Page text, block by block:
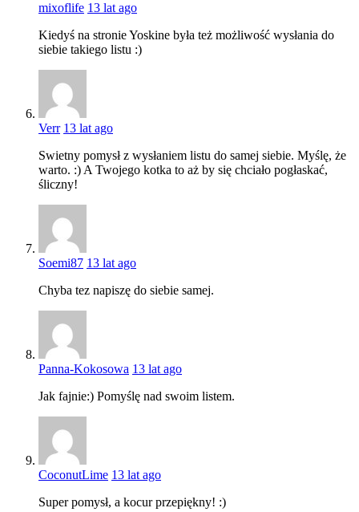
mixoflife 13 lat ago
Kiedyś na stronie Yoskine była też możliwość wysłania do
siebie takiego listu :)
Verr 13 lat ago
Swietny pomysł z wysłaniem listu do samej siebie. Myślę, że
warto. :) A Twojego kotka to aż by się chciało pogłaskać,
śliczny!
Soemi87 13 lat ago
Chyba tez napiszę do siebie samej.
Panna-Kokosowa 13 lat ago
Jak fajnie:) Pomyślę nad swoim listem.
CoconutLime 13 lat ago
Super pomysł, a kocur przepiękny! :)